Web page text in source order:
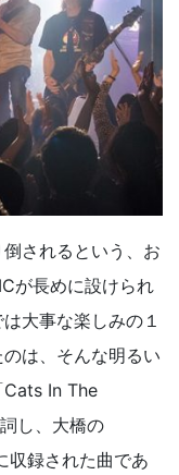
されるという、お
が長めに設けられ
大事な楽しみの１
は、そんな明るい
Cats In The
し、大橋の
収録された曲であ